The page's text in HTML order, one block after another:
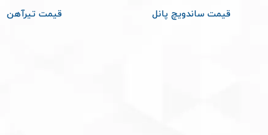
قیمت ساندویچ پانل
قیمت تیرآهن